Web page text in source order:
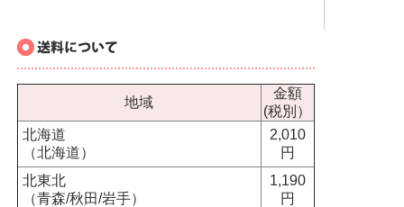
地域
金額
(税別）
北海道
（北海道）
2,010
円
北東北
（青森/秋田/岩手）
1,190
円